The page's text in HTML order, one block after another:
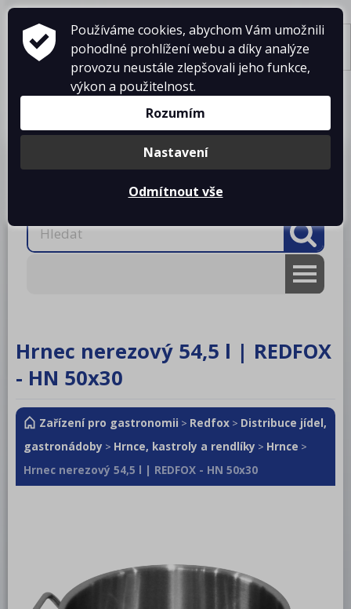
Košík je prázdný
O firmě
Projekty kuchyní
Ke stažení
RM LOTUS 600
RM LOTUS 900
Roboty, příprava masa a zeleniny
Pizza program
Mycí program
Hrnec nerezový 54,5 l | REDFOX
- HN 50x30
Zařízení pro gastronomii > Redfox > Distribuce jídel,
gastronádoby > Hrnce, kastroly a rendlíky > Hrnce >
Hrnec nerezový 54,5 l | REDFOX - HN 50x30
Používáme cookies, abychom Vám umožnili
pohodlné prohlížení webu a díky analýze
provozu neustále zlepšovali jeho funkce,
výkon a použitelnost.
Rozumím
Nastavení
Odmítnout vše